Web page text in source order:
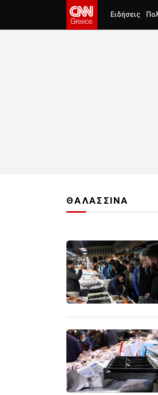
Ειδήσεις
ΘΑΛΑΣΣΙΝΑ